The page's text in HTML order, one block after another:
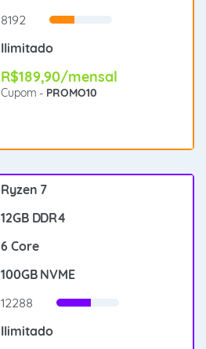
8192
Ilimitado
R$189,90/mensal
Cupom - PROMO10
Ryzen 7
12GB DDR4
6 Core
100GB NVME
12288
Ilimitado